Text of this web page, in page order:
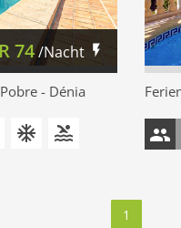
74/Nacht
- Dénia
1